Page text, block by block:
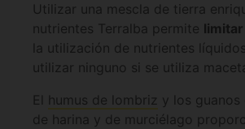
Utilizar una mescla de tierra
nutrientes Terralba permite limitar
la utilización de nutrientes
utilizar ninguno si se utiliza
El
humus de lombriz y los guanos
de harina y de murciélago